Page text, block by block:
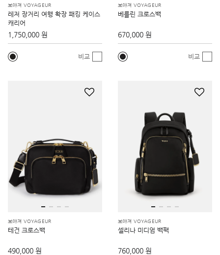
보야져 VOYAGEUR
레저 장거리 여행 확장 패킹 케이스
캐리어
1,750,000 원
비교
보야져 VOYAGEUR
베를린 크로스백
670,000 원
비교
보야져 VOYAGEUR
테건 크로스백
490,000 원
보야져 VOYAGEUR
셀리나 미디엄 백팩
760,000 원